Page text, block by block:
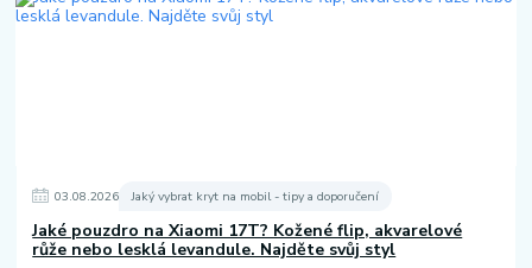
03.08.2026 Jaký vybrat kryt na mobil - tipy a doporučení
Jaké pouzdro na Xiaomi 17T? Kožené flip, akvarelové
růže nebo lesklá levandule. Najděte svůj styl